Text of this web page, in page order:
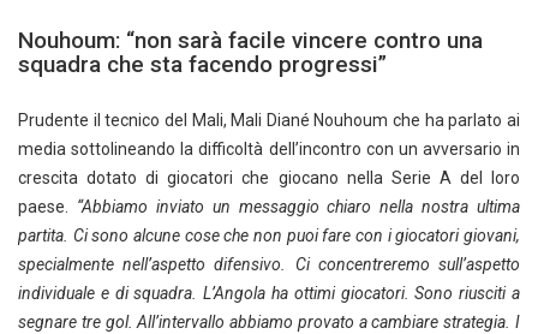
Nouhoum: “non sarà facile vincere contro una
squadra che sta facendo progressi”
Prudente il tecnico del Mali, Mali Diané Nouhoum che ha parlato ai
media sottolineando la difficoltà dell’incontro con un avversario in
crescita dotato di giocatori che giocano nella Serie A del loro
paese. “Abbiamo inviato un messaggio chiaro nella nostra ultima
partita. Ci sono alcune cose che non puoi fare con i giocatori giovani,
specialmente nell’aspetto difensivo. Ci concentreremo sull’aspetto
individuale e di squadra. L’Angola ha ottimi giocatori. Sono riusciti a
segnare tre gol. All’intervallo abbiamo provato a cambiare strategia. I